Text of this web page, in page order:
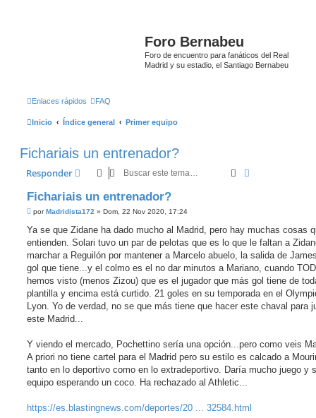
Foro Bernabeu
Foro de encuentro para fanáticos del Real
Madrid y su estadio, el Santiago Bernabeu
Enlaces rápidos FAQ
Inicio Índice general Primer equipo
Fichariais un entrenador?
Responder Buscar
Fichariais un entrenador?
M
n
a
j
porMadridista172 » Dom, 22 Nov 2020, 17:24
Ya se que Zidane ha dado mucho al Madrid, pero hay muchas cosas
entienden. Solari tuvo un par de pelotas que es lo que le faltan a
marchar a Reguilón por mantener a Marcelo abuelo, la salida de
gol que tiene...y el colmo es el no dar minutos a Mariano, cuando
hemos visto (menos Zizou) que es el jugador que más gol tiene de
plantilla y encima está curtido. 21 goles en su temporada en el
Lyon. Yo de verdad, no se que más tiene que hacer este chaval para
este Madrid...
Y viendo el mercado, Pochettino sería una opción...pero como veis
A priori no tiene cartel para el Madrid pero su estilo es calcado a
tanto en lo deportivo como en lo extradeportivo. Daría mucho juego y
equipo esperando un coco. Ha rechazado al Athletic...
https://es.blastingnews.com/deportes/20 ... 32584.html